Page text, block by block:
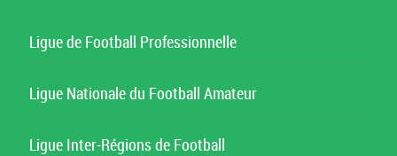
Ligue de Football Professionnelle
Ligue Nationale du Football Amateur
Ligue Inter-Régions de Football